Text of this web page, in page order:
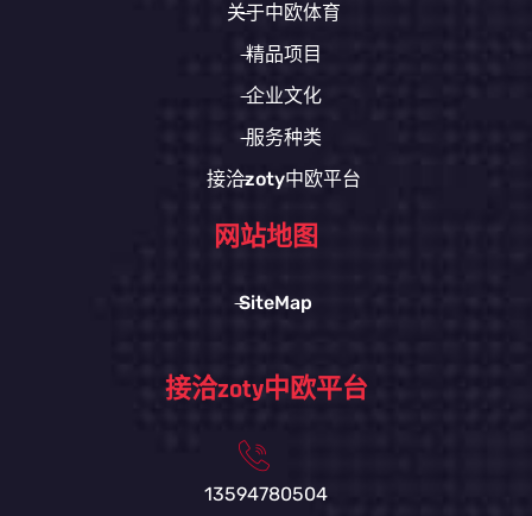
关于中欧体育
精品项目
企业文化
服务种类
接洽zoty中欧平台
网站地图
SiteMap
接洽zoty中欧平台
13594780504